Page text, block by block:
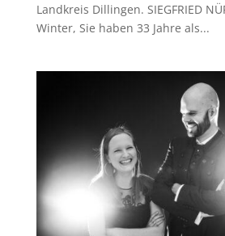
Landkreis Dillingen. SIEGFRIED
Winter, Sie haben 33 Jahre als...